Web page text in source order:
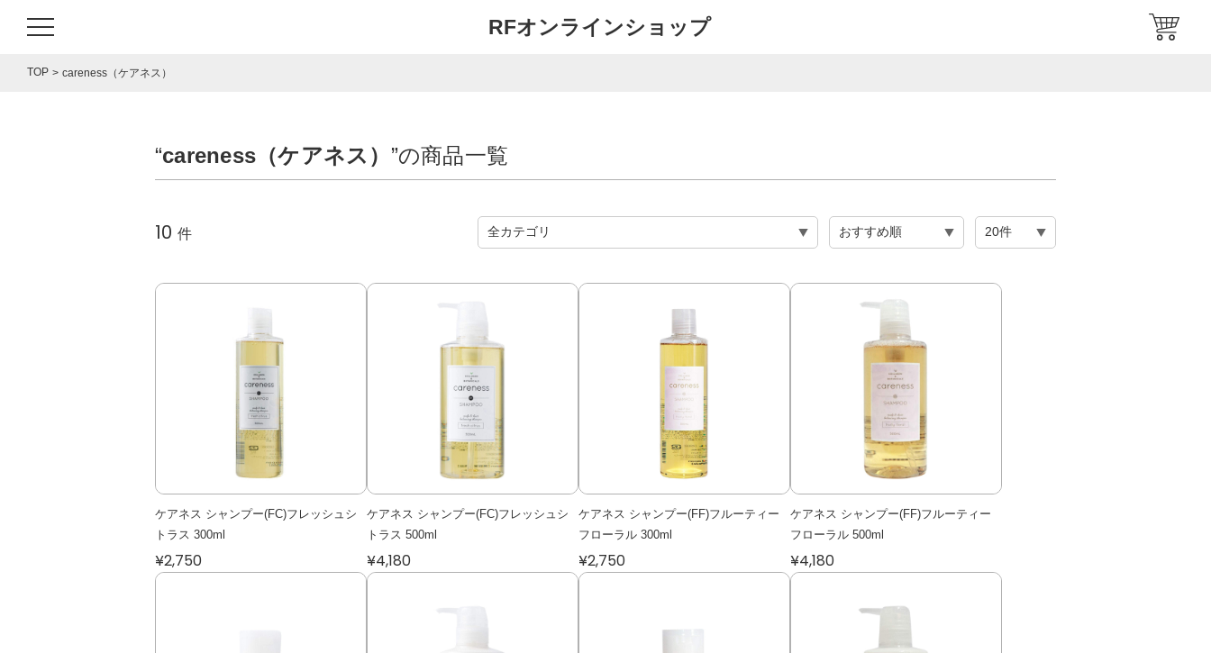
RFオンラインショップ
TOP careness（ケアネス）
“careness（ケアネス） ”の商品一覧
10 件
ケアネス シャンプー(FC)フレッシュシ
トラス 300ml
¥2,750
ケアネス シャンプー(FC)フレッシュシ
トラス 500ml
¥4,180
ケアネス シャンプー(FF)フルーティー
フローラル 300ml
¥2,750
ケアネス シャンプー(FF)フルーティー
フローラル 500ml
¥4,180